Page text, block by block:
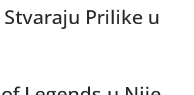
Prilike u